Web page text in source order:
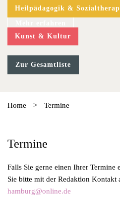
Heilpädagogik &
Kunst & Kultur
Zur Gesamtliste
Home > Termine
Termine
Falls Sie gerne einen Ihrer Termine
Sie bitte mit der Redaktion Kontakt
hamburg@online.de